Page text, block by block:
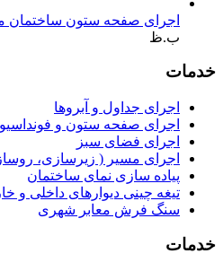
اجرای صفحه ستون ساختمان
ب.ظ
خدمات
اجرای جداول و آبروها
اجرای صفحه ستون و
اجرای فضای سبز
اجرای مسیر ( زیرسازی،
پیاده سازی نمای ساختمان
تیغه چینی دیوارهای داخلی و
سنگ فرش معابر شهری
خدمات